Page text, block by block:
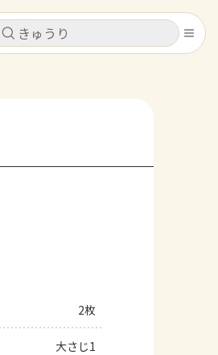
キャンセル
キャンセル
2枚
大さじ1